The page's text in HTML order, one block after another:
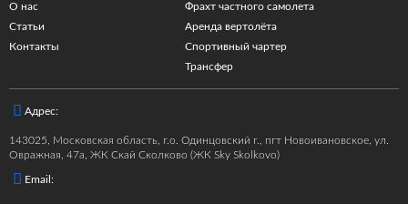
О нас
Статьи
Контакты
Фрахт частного самолета
Аренда вертолёта
Спортивный чартер
Трансфер
Адрес:
143025, Московская область, г.о. Одинцовский г., пгт Новоивановское, ул.
Овражная, 47а, ЖК Скай Сколково (ЖК Sky Skolkovo)
Email: